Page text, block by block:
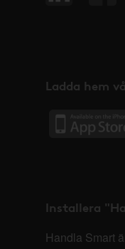
Ladda hem
Installera
Handla Smart